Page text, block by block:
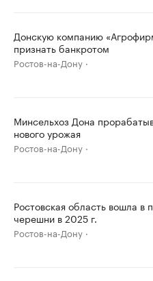
Донскую компанию
признать банкротом
Ростов-на-Дону
Минсельхоз Дона
нового урожая
Ростов-на-Дону
Ростовская область вошла в
черешни в 2025 г.
Ростов-на-Дону